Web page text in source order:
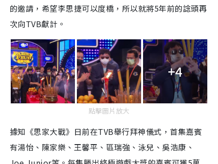
的邀請，希望李思捷可以度橋，所以就將5年前的諗頭再
次向TVB獻計。
+4
點擊圖片放大
據知《思家大戰》日前在TVB舉行拜神儀式，首集嘉賓
有湯怡、陳家樂、王馨平、區瑞強、泳兒、吳浩康、